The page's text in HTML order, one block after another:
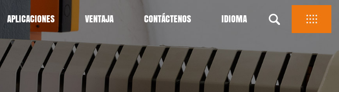
APLICACIONES VENTAJA CONTÁCTENOS IDIOMA